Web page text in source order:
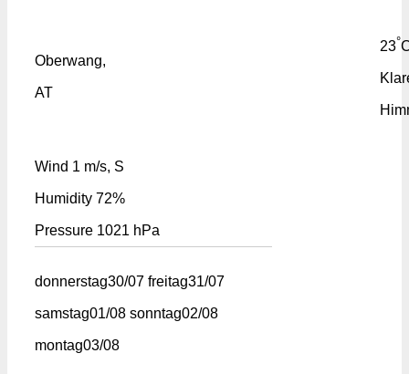
Oberwang,
AT
23°
Wind 1 m/s, S
Humidity 72%
Pressure 1021 hPa
donnerstag30/07 freitag31/07
samstag01/08 sonntag02/08
montag03/08